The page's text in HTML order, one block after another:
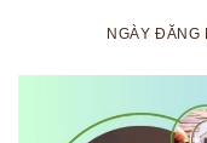
NGÀY ĐĂNG